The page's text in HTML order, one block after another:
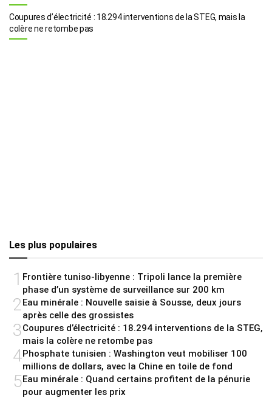
Coupures d’électricité : 18.294 interventions de la STEG, mais la
colère ne retombe pas
Les plus populaires
1 Frontière tuniso-libyenne : Tripoli lance la première
phase d’un système de surveillance sur 200 km
2 Eau minérale : Nouvelle saisie à Sousse, deux jours
après celle des grossistes
3Coupures d’électricité : 18.294 interventions de la STEG,
mais la colère ne retombe pas
4Phosphate tunisien : Washington veut mobiliser 100
millions de dollars, avec la Chine en toile de fond
5Eau minérale : Quand certains profitent de la pénurie
pour augmenter les prix